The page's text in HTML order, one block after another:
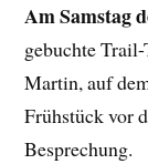
Am Samstag
gebuchte
Martin, auf
Frühstück vor
Besprechung.